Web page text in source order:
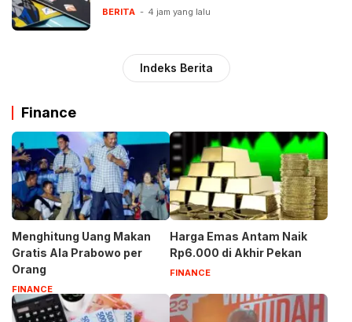
BERITA 4 jam yang lalu
Indeks Berita
Finance
Menghitung Uang Makan
Gratis Ala Prabowo per
Orang
FINANCE
Harga Emas Antam Naik
Rp6.000 di Akhir Pekan
FINANCE